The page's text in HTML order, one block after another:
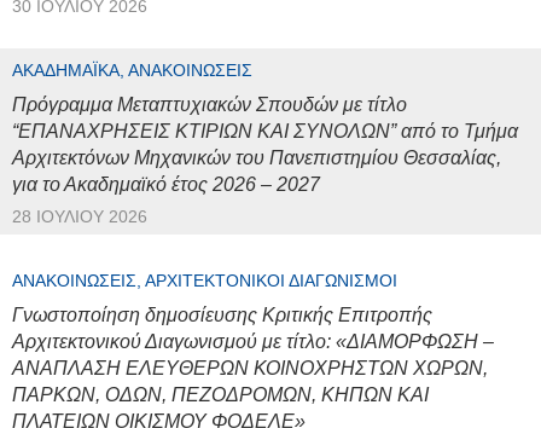
30 ΙΟΥΛΊΟΥ 2026
ΑΚΑΔΗΜΑΪΚΆ, ΑΝΑΚΟΙΝΏΣΕΙΣ
Πρόγραμμα Μεταπτυχιακών Σπουδών με τίτλο
“ΕΠΑΝΑΧΡΗΣΕΙΣ ΚΤΙΡΙΩΝ ΚΑΙ ΣΥΝΟΛΩΝ” από το Τμήμα
Αρχιτεκτόνων Μηχανικών του Πανεπιστημίου Θεσσαλίας,
για το Ακαδημαϊκό έτος 2026 – 2027
28 ΙΟΥΛΊΟΥ 2026
ΑΝΑΚΟΙΝΏΣΕΙΣ, ΑΡΧΙΤΕΚΤΟΝΙΚΟΊ ΔΙΑΓΩΝΙΣΜΟΊ
Γνωστοποίηση δημοσίευσης Κριτικής Επιτροπής
Αρχιτεκτονικού Διαγωνισμού με τίτλο: «ΔΙΑΜΟΡΦΩΣΗ –
ΑΝΑΠΛΑΣΗ ΕΛΕΥΘΕΡΩΝ ΚΟΙΝΟΧΡΗΣΤΩΝ ΧΩΡΩΝ,
ΠΑΡΚΩΝ, ΟΔΩΝ, ΠΕΖΟΔΡΟΜΩΝ, ΚΗΠΩΝ ΚΑΙ
ΠΛΑΤΕΙΩΝ ΟΙΚΙΣΜΟΥ ΦΟΔΕΛΕ»